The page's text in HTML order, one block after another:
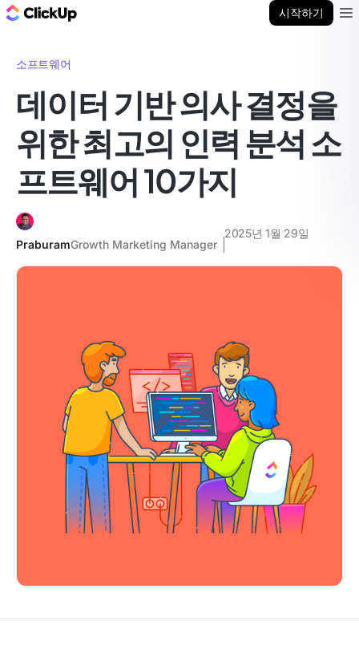
시작하기
소프트웨어
데이터 기반 의사 결정을
위한 최고의 인력 분석 소
프트웨어 10가지
PraburamGrowth Marketing Manager
2025년 1월 29일